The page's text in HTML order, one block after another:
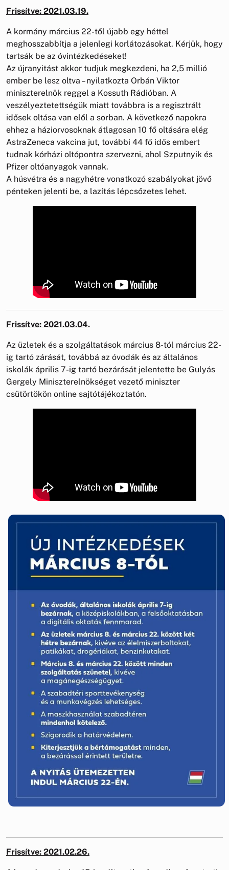
Frissítve: 2021.03.19.
A kormány március 22-től újabb egy héttel
meghosszabbítja a jelenlegi korlátozásokat. Kérjük, hogy
tartsák be az óvintézkedéseket!
Az újranyitást akkor tudjuk megkezdeni, ha 2,5 millió
ember be lesz oltva – nyilatkozta Orbán Viktor
miniszterelnök reggel a Kossuth Rádióban. A
veszélyeztetettségük miatt továbbra is a regisztrált
idősek oltása van elől a sorban. A következő napokra
ehhez a háziorvosoknak átlagosan 10 fő oltására elég
AstraZeneca vakcina jut, további 44 fő idős embert
tudnak kórházi oltópontra szervezni, ahol Szputnyik és
Pfizer oltóanyagok vannak.
A húsvétra és a nagyhétre vonatkozó szabályokat jövő
pénteken jelenti be, a lazítás lépcsőzetes lehet.
Frissítve: 2021.03.04.
Az üzletek és a szolgáltatások március 8-tól március 22-
ig tartó zárását, továbbá az óvodák és az általános
iskolák április 7-ig tartó bezárását jelentette be Gulyás
Gergely Miniszterelnökséget vezető miniszter
csütörtökön online sajtótájékoztatón.
Frissítve: 2021.02.26.